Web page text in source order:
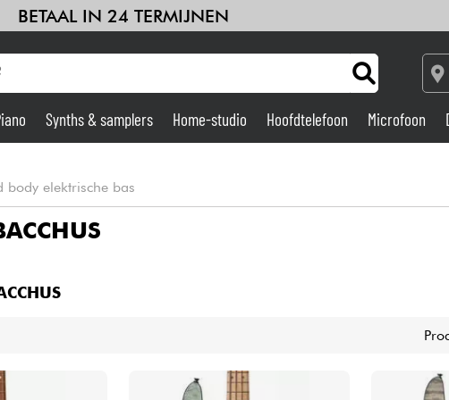
BETAAL IN 24 TERMIJNEN
Home-studio
Synths & samplers Home-studio Hoofdtelefoon Microfoon
body elektrische bas